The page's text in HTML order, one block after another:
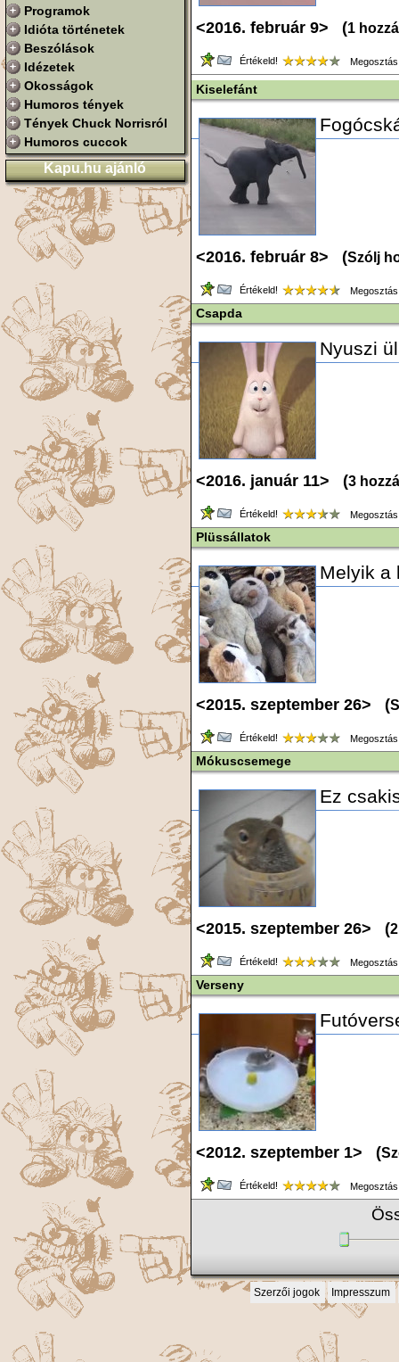
Programok
Idióta történetek
Beszólások
Idézetek
Okosságok
Humoros tények
Tények Chuck Norrisról
Humoros cuccok
Kapu.hu ajánló
<2016. február 9> (1
Értékeld!
Kiselefánt
<2016. február 8> (Szólj
Értékeld!
Csapda
Nyuszi
<2016. január 11> (3
Értékeld!
Plüssállatok
Melyik a
<2015. szeptember 26> (
Értékeld!
Mókuscsemege
Ez
<2015. szeptember 26> (
Értékeld!
Verseny
<2012. szeptember 1> (
Értékeld!
Szerzői jogok Impresszum